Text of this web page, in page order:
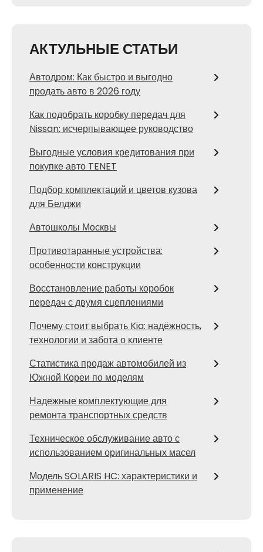
АКТУЛЬНЫЕ СТАТЬИ
Автодром: Как быстро и выгодно
продать авто в 2026 году
Как подобрать коробку передач для
Nissan: исчерпывающее руководство
Выгодные условия кредитования при
покупке авто TENET
Подбор комплектаций и цветов кузова
для Белджи
Автошколы Москвы
Противотаранные устройства:
особенности конструкции
Восстановление работы коробок
передач с двумя сцеплениями
Почему стоит выбрать Kia: надёжность,
технологии и забота о клиенте
Статистика продаж автомобилей из
Южной Кореи по моделям
Надежные комплектующие для
ремонта транспортных средств
Техническое обслуживание авто с
использованием оригинальных масел
Модель SOLARIS HC: характеристики и
применение